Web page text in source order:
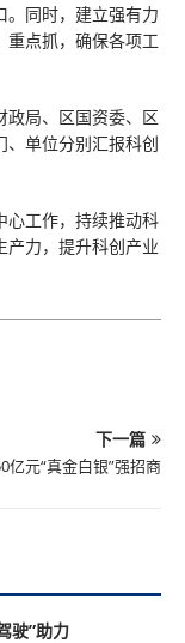
。同时，建立强有力
重点抓，确保各项工
政局、区国资委、区
、单位分别汇报科创
心工作，持续推动科
产力，提升科创产业
下一篇
亿元“真金白银”强招商
驶”助力